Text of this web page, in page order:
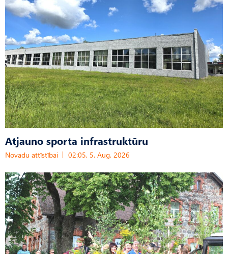
Atjauno sporta infrastruktūru
Novadu attīstībai 02:05, 5. Aug, 2026